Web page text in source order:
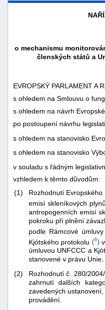
o mechanismu
členských států a
EVROPSKÝ PARLAMENT A
s ohledem na Smlouvu o
s ohledem na návrh
po postoupení návrhu
s ohledem na stanovisko
s ohledem na stanovisko
v souladu s řádným
vzhledem k těmto důvodům:
(1)
Rozhodnutí
emisí skleníkových
antropogenních emisí
pokroku při plnění
podle Rámcové
Kjótského protokolu (6)
úmluvou UNFCCC a
stanovené v právu
(2)
Rozhodnutí č. 280/
zahrnutí dalších
zavedených
provádění.